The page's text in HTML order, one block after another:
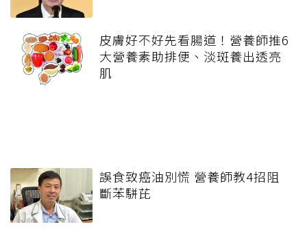
皮膚好不好先看腸道！營養師推6
大營養素助排便、淡斑養出透亮
肌
誤食致癌油別慌 營養師教4招阻
斷苯駢芘